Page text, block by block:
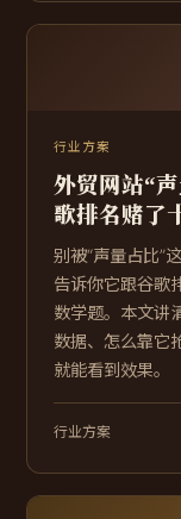
行业方案
外贸网站“
歌排名赌了
别被“声量占比”
告诉你它跟谷歌
数学题。本文讲
数据、怎么靠它
就能看到效果。
行业方案